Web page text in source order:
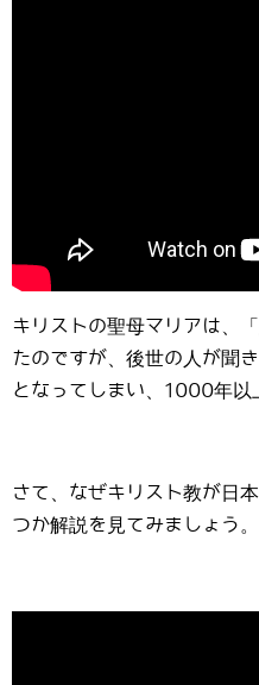
キリストの聖母マリアは、「
たのですが、後世の人が聞
となってしまい、1000年以
さて、なぜキリスト教が日
つか解説を見てみましょう。